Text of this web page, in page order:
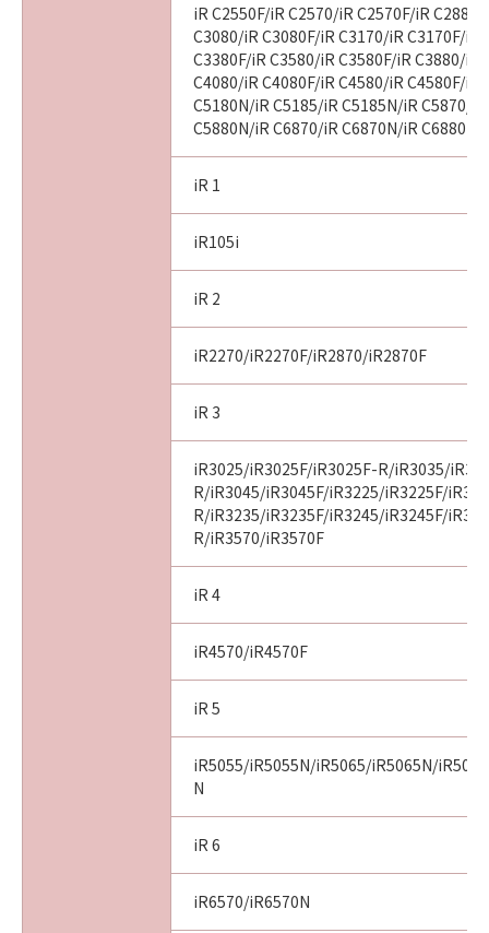
iR C2550F/iR C2570/iR C2570F/iR
C3080/iR C3080F/iR C3170/iR C3170F/iR
C3380F/iR C3580/iR C3580F/iR C3880/iR
C4080/iR C4080F/iR C4580/iR C4580F/iR
C5180N/iR C5185/iR C5185N/iR C5870/
C5880N/iR C6870/iR C6870N/iR C6880N
iR 1
iR105i
iR 2
iR2270/iR2270F/iR2870/iR2870F
iR 3
iR3025/iR3025F/iR3025F-R/iR3035/
R/iR3045/iR3045F/iR3225/iR3225F/
R/iR3235/iR3235F/iR3245/iR3245F/
R/iR3570/iR3570F
iR 4
iR4570/iR4570F
iR 5
iR5055/iR5055N/iR5065/iR5065N/
N
iR 6
iR6570/iR6570N